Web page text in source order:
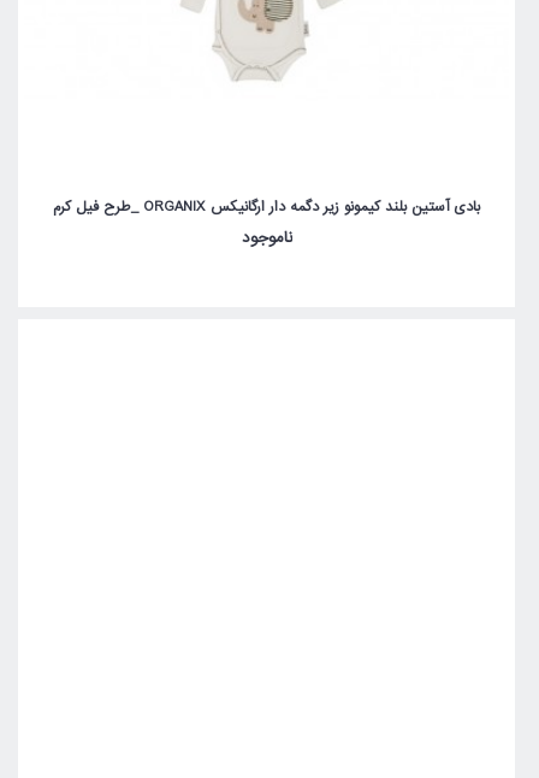
بادی آستین بلند کیمونو زیر دگمه دار ارگانیکس ORGANIX _طرح فیل کرم
ناموجود